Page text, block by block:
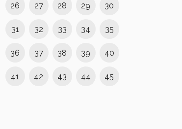
26 27 28 29 30
31 32 33 34 35
36 37 38 39 40
41 42 43 44 45